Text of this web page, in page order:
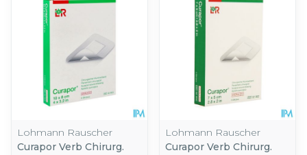
Lohmann Rauscher
Curapor Verb Chirurg.
Lohmann Rauscher
Curapor Verb Chirurg.